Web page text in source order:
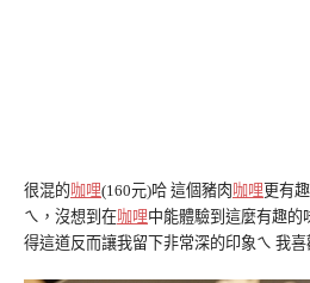
很混的咖哩(160元)哈 這個豬肉 咖哩 更有
ㄟ，沒想到在咖哩中能體驗到這麼有趣的
得這道反而讓我留下非常深的印象ㄟ 我喜